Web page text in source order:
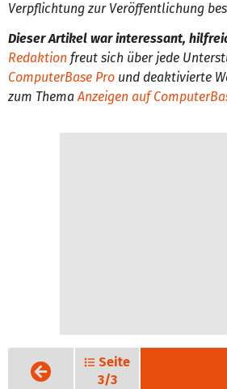
Verpflichtung zur Veröffentlichung
Dieser Artikel war interessant,
Redaktion freut sich über jede
ComputerBase Pro und deaktivierte
zum ThemaAnzeigen auf
Vorige
Seite
Seite
3/3